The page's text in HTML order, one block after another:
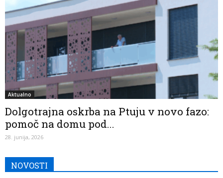
Aktualno
Dolgotrajna oskrba na Ptuju v novo fazo:
pomoč na domu pod...
28. junija, 2026
NOVOSTI